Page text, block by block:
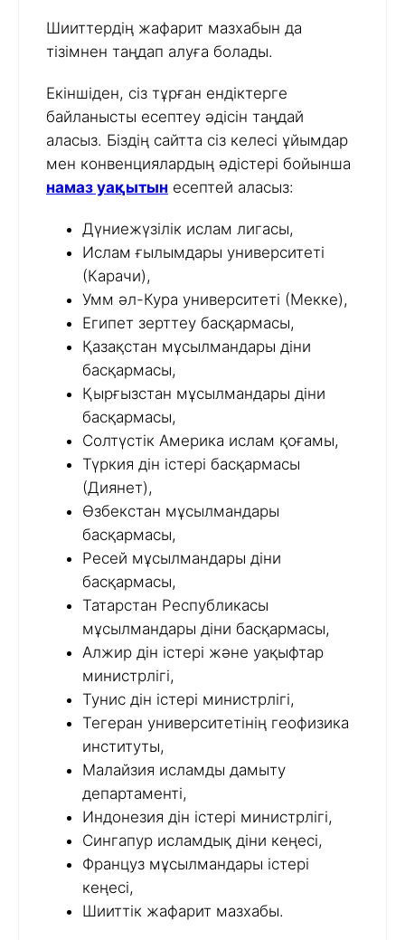
Шииттердің жафарит мазхабын да
тізімнен таңдап алуға болады.
Екіншіден, сіз тұрған ендіктерге
байланысты есептеу әдісін таңдай
аласыз. Біздің сайтта сіз келесі ұйымдар
мен конвенциялардың әдістері бойынша
намаз уақытын есептей аласыз:
Дүниежүзілік ислам лигасы,
Ислам ғылымдары университеті
(Карачи),
Умм әл-Кура университеті (Мекке),
Египет зерттеу басқармасы,
Қазақстан мұсылмандары діни
басқармасы,
Қырғызстан мұсылмандары діни
басқармасы,
Солтүстік Америка ислам қоғамы,
Түркия дін істері басқармасы
(Диянет),
Өзбекстан мұсылмандары
басқармасы,
Ресей мұсылмандары діни
басқармасы,
Татарстан Республикасы
мұсылмандары діни басқармасы,
Алжир дін істері және уақыфтар
министрлігі,
Тунис дін істері министрлігі,
Тегеран университетінің геофизика
институты,
Малайзия исламды дамыту
департаменті,
Индонезия дін істері министрлігі,
Сингапур исламдық діни кеңесі,
Француз мұсылмандары істері
кеңесі,
Шииттік жафарит мазхабы.